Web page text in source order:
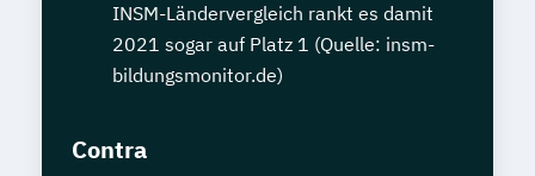
INSM-Ländervergleich rankt es damit
2021 sogar auf Platz 1 (Quelle: insm-
bildungsmonitor.de)
Contra